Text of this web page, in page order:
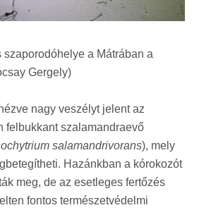
a Mátrában a
Gergely)
nagy veszélyt jelent az
felbukkant szalamandraevő
salamandrivorans), mely
Hazánkban a kórokozót
meg, de az esetleges fertőzés
fontos természetvédelmi